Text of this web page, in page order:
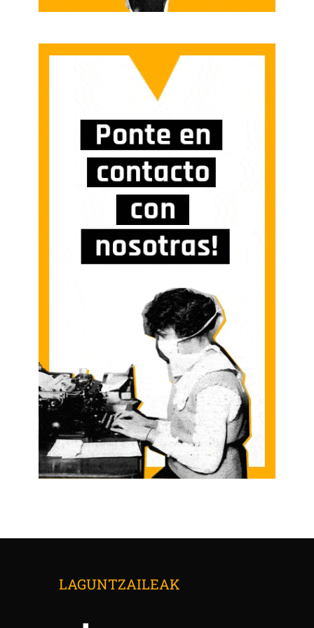
LAGUNTZAILEAK